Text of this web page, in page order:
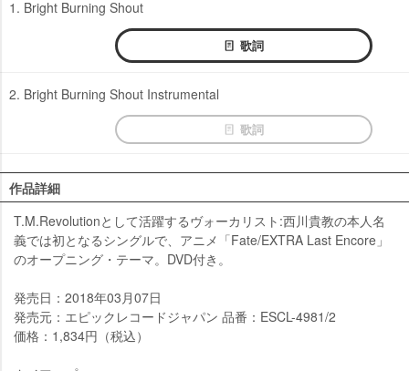
1. Bright Burning Shout
歌詞
2. Bright Burning Shout Instrumental
歌詞
作品詳細
T.M.Revolutionとして活躍するヴォーカリスト:西川貴教の本人名
義では初となるシングルで、アニメ「Fate/EXTRA Last Encore」
のオープニング・テーマ。DVD付き。
発売日：2018年03月07日
発売元：エピックレコードジャパン 品番：ESCL-4981/2
価格：1,834円（税込）